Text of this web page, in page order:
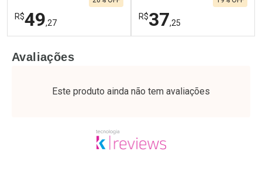
R$49,27
Laboratório
Por Menos
R$37,25
Laboratório
Por Menos
Avaliações
Este produto ainda não tem avaliações